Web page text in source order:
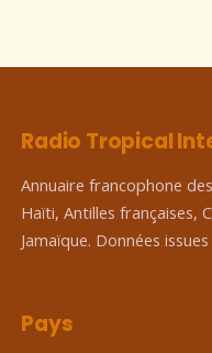
Radio Tropical
Annuaire francophone
Haïti, Antilles françaises,
Jamaïque. Données
Pays